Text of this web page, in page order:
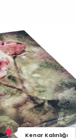
Kenar Kalınlığı